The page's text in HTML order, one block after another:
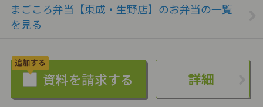
まごころ弁当【東成・生野店】のお弁当の一覧
を見る
詳細